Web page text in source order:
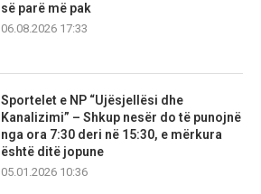
së parë më pak
06.08.2026 17:33
Sportelet e NP “Ujësjellësi dhe
Kanalizimi” – Shkup nesër do të punojnë
nga ora 7:30 deri në 15:30, e mërkura
është ditë jopune
05.01.2026 10:36